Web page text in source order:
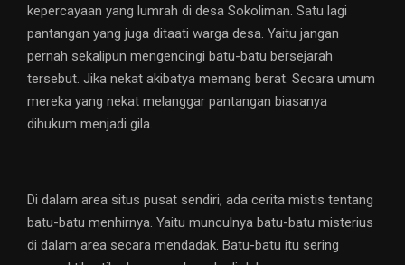
kepercayaan yang lumrah di desa Sokoliman. Satu lagi
pantangan yang juga ditaati warga desa. Yaitu jangan
pernah sekalipun mengencingi batu-batu bersejarah
tersebut. Jika nekat akibatya memang berat. Secara umum
mereka yang nekat melanggar pantangan biasanya
dihukum menjadi gila.
Di dalam area situs pusat sendiri, ada cerita mistis tentang
batu-batu menhirnya. Yaitu munculnya batu-batu misterius
di dalam area secara mendadak. Batu-batu itu sering